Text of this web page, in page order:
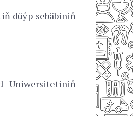
düýp sebäbiniň
Uniwersitetiniň